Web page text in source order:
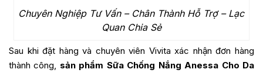
Chuyên Nghiệp Tư Vấn – Chân Thành Hỗ Trợ – Lạc
Quan Chia Sẻ
Sau khi đặt hàng và chuyên viên Vivita xác nhận đơn hàng
thành công, sản phẩm Sữa Chống Nắng Anessa Cho Da